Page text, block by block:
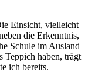
Einsicht, vielleicht
die Erkenntnis,
Schule im Ausland
Teppich haben, trägt
ich bereits.